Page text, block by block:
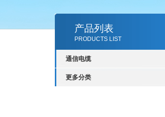
产品列表
PRODUCTS LIST
通信电缆
更多分类